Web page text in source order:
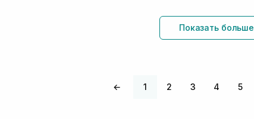
Показать больше
← 1 2 3 4 5